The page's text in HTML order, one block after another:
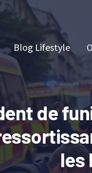
Blog Lifestyle
de
les